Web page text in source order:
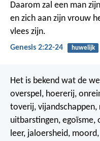
Daarom zal een man
en zich aan zijn vrouw
vlees zijn.
Genesis 2:22-24 huwelijk
Het is bekend wat de
overspel, hoererij,
toverij, vijandschappen,
uitbarstingen, egoïsme,
leer, jaloersheid,